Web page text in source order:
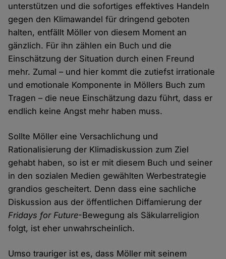
unterstützen und die sofortiges effektives Handeln
gegen den Klimawandel für dringend geboten
halten, entfällt Möller von diesem Moment an
gänzlich. Für ihn zählen ein Buch und die
Einschätzung der Situation durch einen Freund
mehr. Zumal – und hier kommt die zutiefst irrationale
und emotionale Komponente in Möllers Buch zum
Tragen – die neue Einschätzung dazu führt, dass er
endlich keine Angst mehr haben muss.
Sollte Möller eine Versachlichung und
Rationalisierung der Klimadiskussion zum Ziel
gehabt haben, so ist er mit diesem Buch und seiner
in den sozialen Medien gewählten Werbestrategie
grandios gescheitert. Denn dass eine sachliche
Diskussion aus der öffentlichen Diffamierung der
Fridays for Future-Bewegung als Säkularreligion
folgt, ist eher unwahrscheinlich.
Umso trauriger ist es, dass Möller mit seinem